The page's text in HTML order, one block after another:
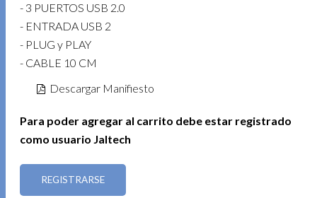
- 3 PUERTOS USB 2.0
- ENTRADA USB 2
- PLUG y PLAY
- CABLE 10 CM
Descargar Manifiesto
Para poder agregar al carrito debe estar registrado
como usuario Jaltech
REGISTRARSE